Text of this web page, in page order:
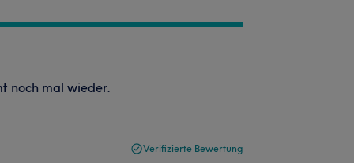
noch mal wieder.
Verifizierte Bewertung